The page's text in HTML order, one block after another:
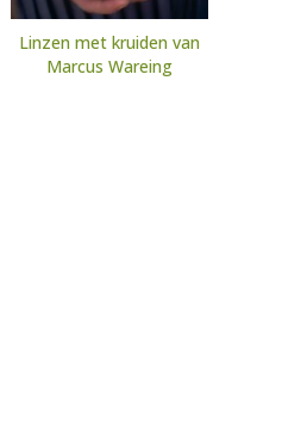
Linzen met kruiden van
Marcus Wareing